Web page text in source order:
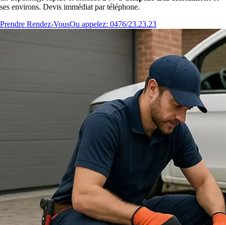
ses environs. Devis immédiat par téléphone.
Prendre Rendez-VousOu appelez: 0476/23.23.23